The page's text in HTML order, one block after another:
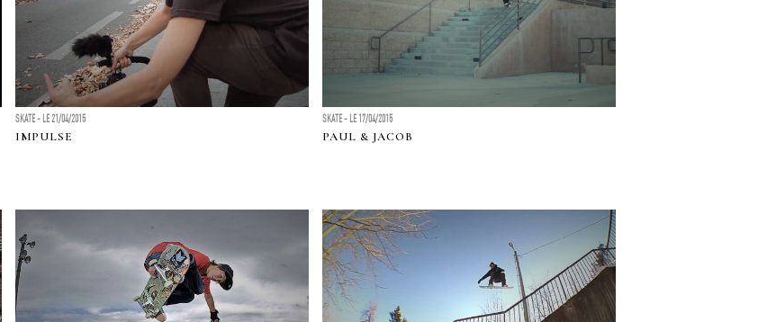
SKATE - LE 21/04/2015
IMPULSE
SKATE - LE 17/04/2015
PAUL & JACOB